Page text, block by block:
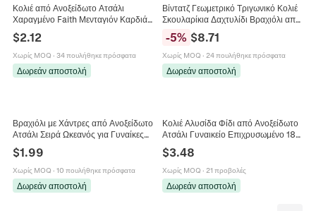
Κολιέ από Ανοξείδωτο Ατσάλι
Χαραγμένο Faith Μενταγιόν Καρδιά
Μινιμαλιστικό Θρησκευτικό Κόσμημα
$2.12
Χωρίς MOQ · 34 πουλήθηκε πρόσφατα
Δωρεάν αποστολή
Βίντατζ Γεωμετρικό Τριγωνικό Κολιέ
Σκουλαρίκια Δαχτυλίδι Βραχιόλι από
Κοσμήματα με Σμάλτο
-5% $8.71
Χωρίς MOQ · 24 πουλήθηκε πρόσφατα
Δωρεάν αποστολή
Βραχιόλι με Χάντρες από Ανοξείδωτο
Ατσάλι Σειρά Ωκεανός για Γυναίκες
Μενταγιόν Αστερίας Κοχύλι
Ρυθμιζόμενο Βραχιόλι Κοσμήματα
Στρας
$1.99
Χωρίς MOQ · 10 πουλήθηκε πρόσφατα
Δωρεάν αποστολή
Κολιέ Αλυσίδα Φίδι από Ανοξείδωτο
Ατσάλι Γυναικείο Επιχρυσωμένο 18K
Πολύχρωμα Λευκά Στρας Κοσμήματα
$3.48
Χωρίς MOQ · 21 προβολές
Δωρεάν αποστολή